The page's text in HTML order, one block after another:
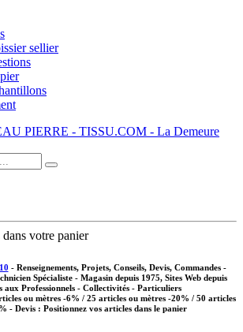
sellier
votre panier
- Renseignements, Projets, Conseils, Devis, Commandes -
Spécialiste - Magasin depuis 1975, Sites Web depuis
aux Professionnels - Collectivités - Particuliers
ou mètres -6% / 25 articles ou mètres -20% / 50 articles
- Devis : Positionnez vos articles dans le panier